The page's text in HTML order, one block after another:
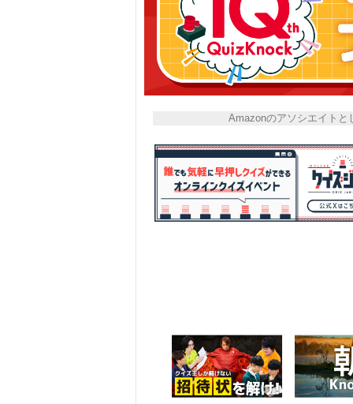
Amazonのアソシエイトと